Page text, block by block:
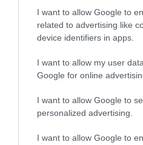
I want to allow Google to
related to advertising like
device identifiers in apps.
I want to allow my user
Google for online
I want to allow Google to
personalized advertising.
I want to allow Google to
kyslej kapusty
. Nasleduje
vrstva mäsovej zmesi. Ak
starej školy, pridajte
Najdôležitejší moment
povrch bohato zalejte
rozmiešali trochu mletej
nevytvorí zlatistú krustu.